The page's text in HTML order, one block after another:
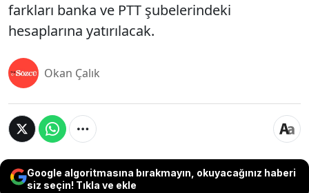
farkları banka ve PTT şubelerindeki
hesaplarına yatırılacak.
Okan Çalık
Google algoritmasına bırakmayın, okuyacağınız haberi
siz seçin! Tıkla ve ekle